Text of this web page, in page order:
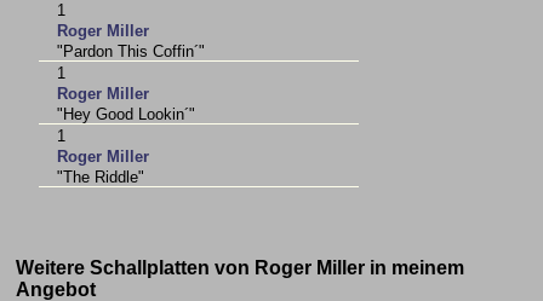
1
Roger Miller
"Pardon This Coffin´"
1
Roger Miller
"Hey Good Lookin´"
1
Roger Miller
"The Riddle"
Weitere Schallplatten von Roger Miller in meinem
Angebot